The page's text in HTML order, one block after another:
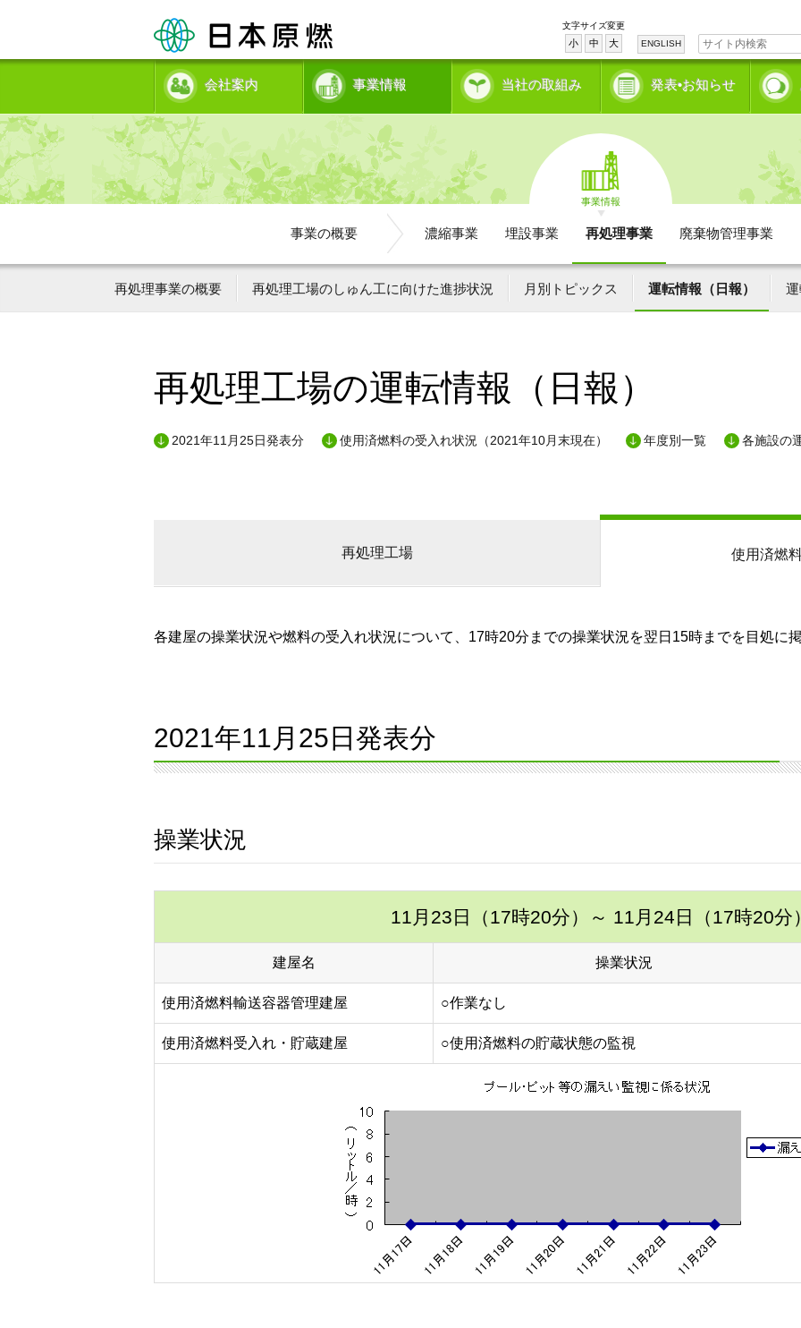
文字サイズ変更
小 中 大 ENGLISH
会社案内 事業情報 当社の取組み 発表•お知らせ
事業情報
事業の概要 濃縮事業 埋設事業 再処理事業 廃棄物管理事業
再処理事業の概要 再処理工場のしゅん工に向けた進捗状況 月別トピックス 運転情報（日報）
再処理工場の運転情報（日報）
2021年11月25日発表分 使用済燃料の受入れ状況（2021年10月末現在） 年度別一覧 各施設の
再処理工場 使用済燃
各建屋の操業状況や燃料の受入れ状況について、17時20分までの操業状況を翌日15時までを目処に
2021年11月25日発表分
操業状況
11月23日（17時20分） ～ 11月24日（17時20分
建屋名 操業状況
使用済燃料輸送容器管理建屋 ○作業なし
使用済燃料受入れ・貯蔵建屋 ○使用済燃料の貯蔵状態の監視